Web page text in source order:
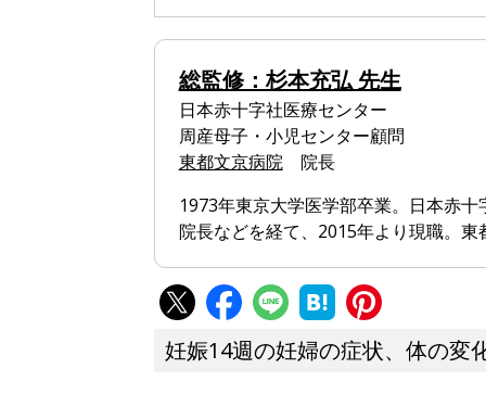
総監修：杉本充弘 先生
日本赤十字社医療センター
周産母子・小児センター顧問
東都文京病院院長
1973年東京大学医学部卒業。日本赤
院長などを経て、2015年より現職。
妊娠14週の妊婦の症状、体の変